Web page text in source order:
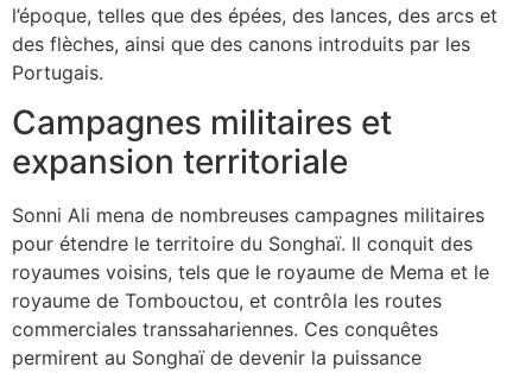
l’époque, telles que des épées, des lances, des arcs et
des flèches, ainsi que des canons introduits par les
Portugais.
Campagnes militaires et
expansion territoriale
Sonni Ali mena de nombreuses campagnes militaires
pour étendre le territoire du Songhaï. Il conquit des
royaumes voisins, tels que le royaume de Mema et le
royaume de Tombouctou, et contrôla les routes
commerciales transsahariennes. Ces conquêtes
permirent au Songhaï de devenir la puissance